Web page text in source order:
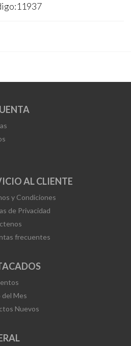
AL CLIENTE
y Condiciones
de Privacidad
frecuentes
del Mes
Nuevos